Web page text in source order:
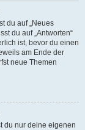
du auf „Neues
du auf „Antworten“
ist, bevor du einen
am Ende der
neue Themen
du nur deine eigenen